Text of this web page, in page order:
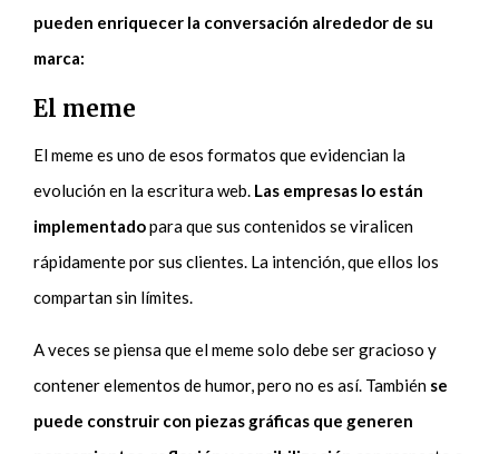
pueden enriquecer la conversación alrededor de su
marca:
El meme
El meme es uno de esos formatos que evidencian la
evolución en la escritura web. Las empresas lo están
implementadopara que sus contenidos se viralicen
rápidamente por sus clientes. La intención, que ellos los
compartan sin límites.
A veces se piensa que el meme solo debe ser gracioso y
contener elementos de humor, pero no es así. También se
puede construir con piezas gráficas que generen